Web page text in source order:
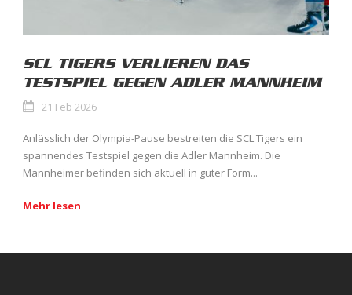
SCL TIGERS VERLIEREN DAS
TESTSPIEL GEGEN ADLER MANNHEIM
21 Feb 2026
Anlässlich der Olympia-Pause bestreiten die SCL Tigers ein
spannendes Testspiel gegen die Adler Mannheim. Die
Mannheimer befinden sich aktuell in guter Form...
Mehr lesen